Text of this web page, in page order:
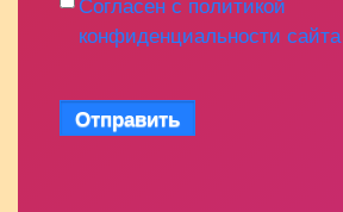
конфиденциальности сайта
Отправить